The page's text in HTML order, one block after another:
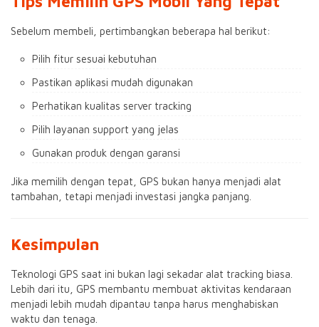
Sebelum membeli, pertimbangkan beberapa hal berikut:
Pilih fitur sesuai kebutuhan
Pastikan aplikasi mudah digunakan
Perhatikan kualitas server tracking
Pilih layanan support yang jelas
Gunakan produk dengan garansi
Jika memilih dengan tepat, GPS bukan hanya menjadi alat
tambahan, tetapi menjadi investasi jangka panjang.
Kesimpulan
Teknologi GPS saat ini bukan lagi sekadar alat tracking biasa.
Lebih dari itu, GPS membantu membuat aktivitas kendaraan
menjadi lebih mudah dipantau tanpa harus menghabiskan
waktu dan tenaga.